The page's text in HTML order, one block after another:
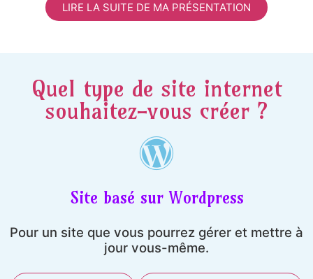
LIRE LA SUITE DE MA PRÉSENTATION
Quel type de site internet
souhaitez-vous créer ?
Site basé sur Wordpress
Pour un site que vous pourrez gérer et mettre à
jour vous-même.